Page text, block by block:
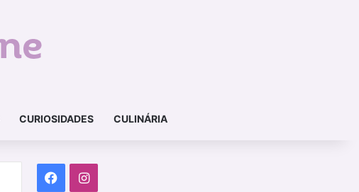
CURIOSIDADES CULINÁRIA
FacebookInstagram